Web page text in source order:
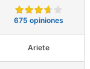
675 opiniones
Ariete